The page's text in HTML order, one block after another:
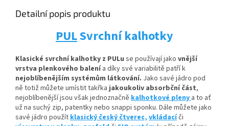
Detailní popis produktu
PULSvrchní kalhotky
Klasické svrchní kalhotky z PULu se používají jako vnější
vrstva plenkového balenía díky své variabilitě patří k
nejoblíbenějším systémům látkování. Jako savé jádro pod
ně totiž můžete umístittakřkajakoukoliv absorbčníčást,
nejoblíbenější jsou však jednoznačně kalhotkové pleny a to ať
už na suchý zip, patentky nebo snappi sponku. Dále můžete jako
savé jádro použítklasický český čtverec, vkládacíči